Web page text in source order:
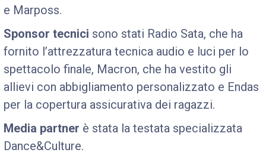
e Marposs.
Sponsor tecnici sono stati Radio Sata, che ha
fornito l’attrezzatura tecnica audio e luci per lo
spettacolo finale, Macron, che ha vestito gli
allievi con abbigliamento personalizzato e Endas
per la copertura assicurativa dei ragazzi.
Media partner è stata la testata specializzata
Dance&Culture.